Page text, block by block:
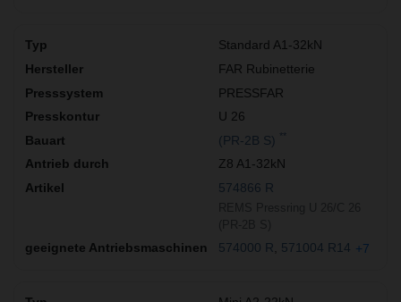
Standard A1-32kN
FAR Rubinetterie
PRESSFAR
U 26
(PR-2B S)
Z8 A1-32kN
574866 R
574000 R 571004 R14 +7